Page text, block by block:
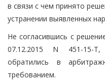
в связи с чем принято
устранении выявленных
Не согласившись с
07.12.2015 N 451-15-
обратились в
требованием.